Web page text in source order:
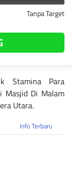
Tanpa Target
Stamina Para
Masjid Di Malam
Utara.
Info Terbaru